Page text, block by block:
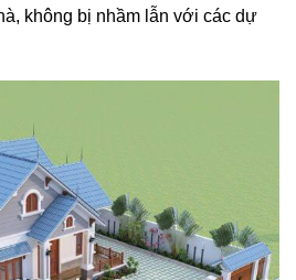
không bị nhầm lẫn với các dự